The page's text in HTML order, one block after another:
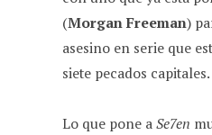
(Morgan Freeman)
asesino en serie que
siete pecados capitales.
Lo que pone aSe7en